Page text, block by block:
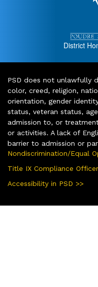
District
PSD does not unlawfully
color, creed, religion,
orientation, gender
status, veteran status,
admission to, or
or activities. A lack of
barrier to admission or
Nondiscrimination/Equal
Title IX Compliance
Accessibility in PSD >>